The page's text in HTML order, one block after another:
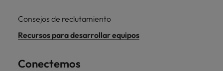
Consejos de reclutamiento
Recursos para desarrollar equipos
Conectemos